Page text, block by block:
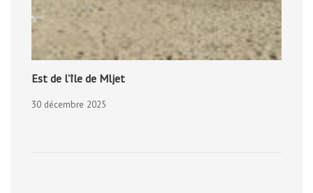
Est de l’île de Mljet
30 décembre 2025